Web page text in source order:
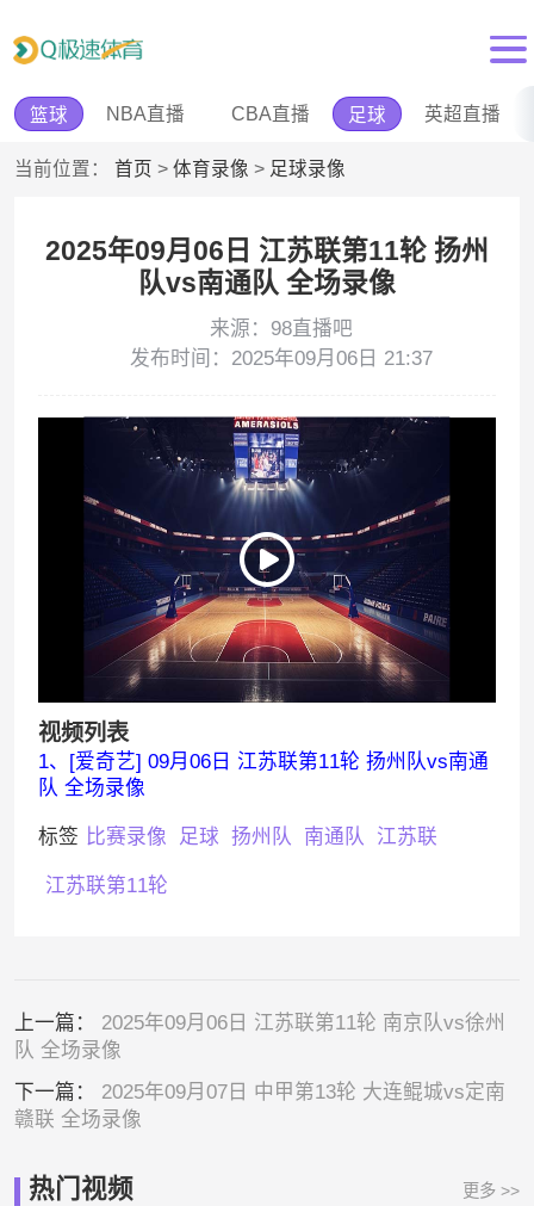
篮球 NBA直播 CBA直播 足球 英超直播
当前位置： 首页 > 体育录像 > 足球录像
2025年09月06日 江苏联第11轮 扬州
队vs南通队 全场录像
来源：98直播吧
发布时间：2025年09月06日 21:37
视频列表
1、[爱奇艺] 09月06日 江苏联第11轮 扬州队vs南通
队 全场录像
标签 比赛录像 足球 扬州队 南通队 江苏联
江苏联第11轮
上一篇： 2025年09月06日 江苏联第11轮 南京队vs徐州
队 全场录像
下一篇： 2025年09月07日 中甲第13轮 大连鲲城vs定南
赣联 全场录像
热门视频 更多 >>